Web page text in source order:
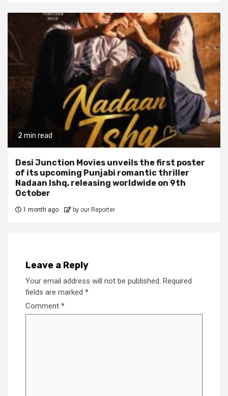
2 min read
Desi Junction Movies unveils the first poster
of its upcoming Punjabi romantic thriller
Nadaan Ishq, releasing worldwide on 9th
October
1 month ago by our Reporter
Leave a Reply
Your email address will not be published. Required
fields are marked *
Comment *